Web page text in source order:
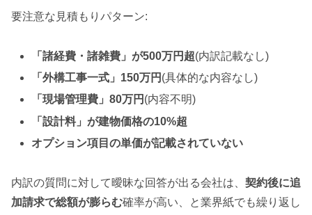
要注意な見積もりパターン:
「諸経費・諸雑費」が500万円超(内訳記載なし)
「外構工事一式」150万円 (具体的な内容なし)
「現場管理費」80万円 (内容不明)
「設計料」が建物価格の10%超
オプション項目の単価が記載されていない
内訳の質問に対して曖昧な回答が出る会社は、 契約後に追
加請求で総額が膨らむ確率が高い、と業界紙でも繰り返し